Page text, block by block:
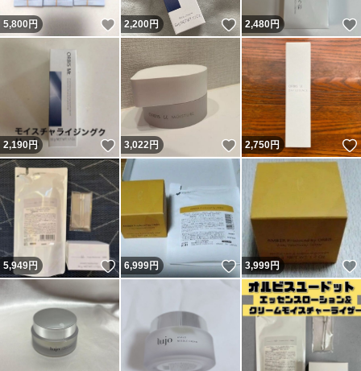
5,800 円 いいね！
2,200円 いいね！
2,480円
2,190円 いいね！
3,022円 いいね！
2,750円
5,949円 いいね！
6,999円 いいね！
3,999円